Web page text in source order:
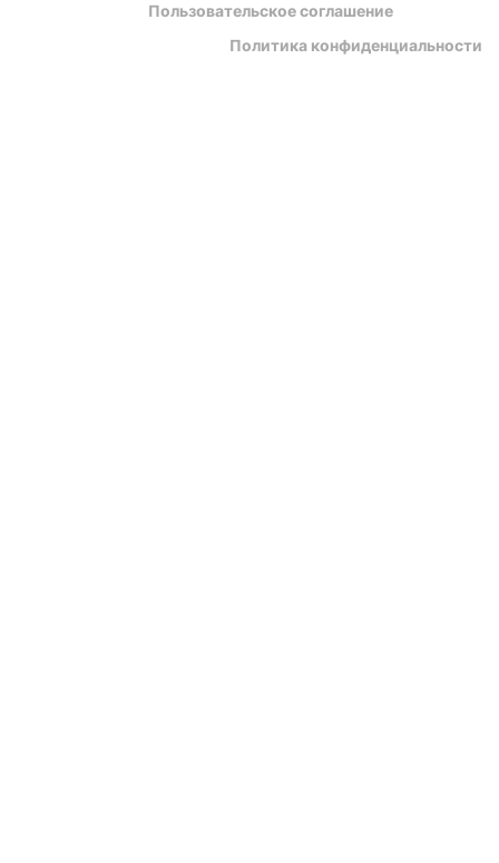
Пользовательское соглашение
Политика конфиденциальности